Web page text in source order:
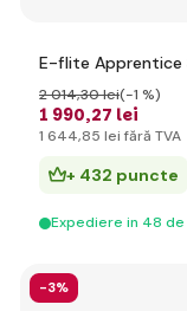
E-flite Apprentice
1 990,27 lei
2 014,30 lei(-1 %)
1 644,85 lei fără TVA
+ 432 puncte
Expediere in 48
-3%